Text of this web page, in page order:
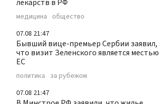
лекарств в РФ
медицина общество
07.08 21:47
Бывший вице-премьер Сербии заявил,
что визит Зеленского является местью
ЕС
политика за рубежом
07.08 21:47